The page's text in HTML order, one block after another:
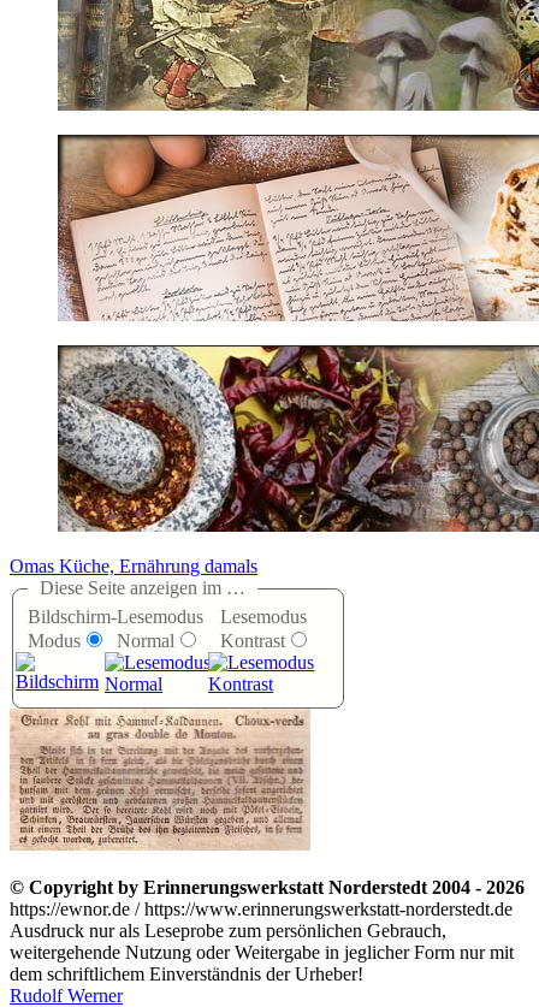
Omas Küche, Ernährung damals
Diese Seite anzeigen im …
Bildschirm-
Modus
Lesemodus
Normal
Lesemodus
Kontrast
© Copyright by Erinnerungswerkstatt Norderstedt 2004 - 2026
https://ewnor.de / https://www.erinnerungswerkstatt-norderstedt.de
Ausdruck nur als Leseprobe zum persönlichen Gebrauch,
weitergehende Nutzung oder Weitergabe in jeglicher Form nur mit
dem schriftlichem Einverständnis der Urheber!
Rudolf Werner